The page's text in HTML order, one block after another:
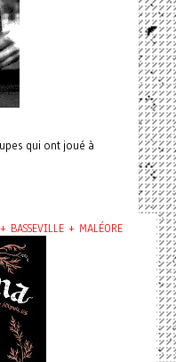
qui ont joué à
+ MALÉORE